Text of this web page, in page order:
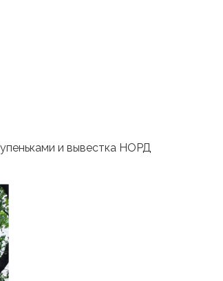
и вывестка НОРД